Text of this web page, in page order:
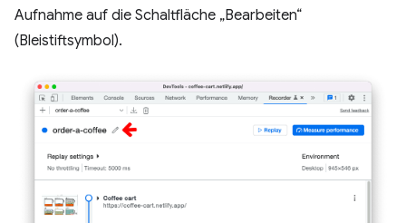
Aufnahme auf die Schaltfläche „Bearbeiten“
(Bleistiftsymbol).